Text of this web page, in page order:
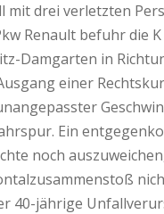
mit drei verletzten
Renault befuhr die K
Damgarten in
einer
Ein
noch
40-jährige